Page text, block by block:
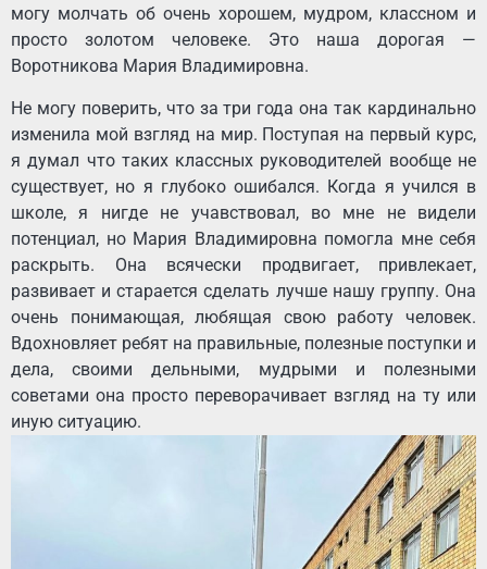
могу молчать об очень хорошем, мудром, классном и
просто золотом человеке. Это наша дорогая —
Воротникова Мария Владимировна.
Не могу поверить, что за три года она так кардинально
изменила мой взгляд на мир. Поступая на первый курс,
я думал что таких классных руководителей вообще не
существует, но я глубоко ошибался. Когда я учился в
школе, я нигде не учавствовал, во мне не видели
потенциал, но Мария Владимировна помогла мне себя
раскрыть. Она всячески продвигает, привлекает,
развивает и старается сделать лучше нашу группу. Она
очень понимающая, любящая свою работу человек.
Вдохновляет ребят на правильные, полезные поступки и
дела, своими дельными, мудрыми и полезными
советами она просто переворачивает взгляд на ту или
иную ситуацию.